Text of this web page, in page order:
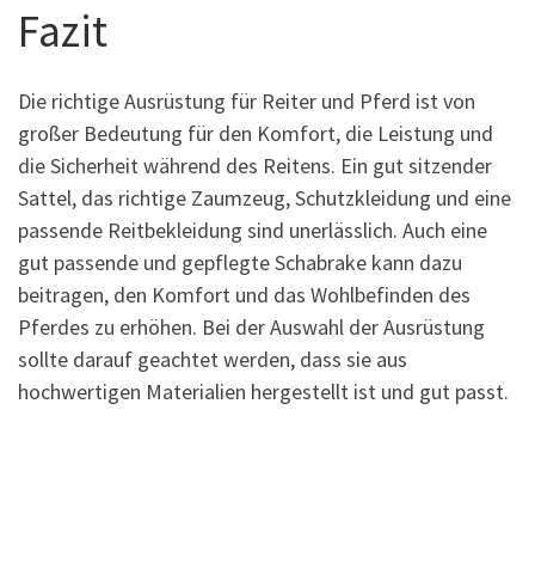
Fazit
Die richtige Ausrüstung für Reiter und Pferd ist von
großer Bedeutung für den Komfort, die Leistung und
die Sicherheit während des Reitens. Ein gut sitzender
Sattel, das richtige Zaumzeug, Schutzkleidung und eine
passende Reitbekleidung sind unerlässlich. Auch eine
gut passende und gepflegte Schabrake kann dazu
beitragen, den Komfort und das Wohlbefinden des
Pferdes zu erhöhen. Bei der Auswahl der Ausrüstung
sollte darauf geachtet werden, dass sie aus
hochwertigen Materialien hergestellt ist und gut passt.